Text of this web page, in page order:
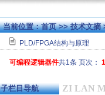
当前位置：首页>>技术文摘
PLD/FPGA结构与原理
可编程逻辑器件共1条 页次： 1
子栏目导航 ZI LAN